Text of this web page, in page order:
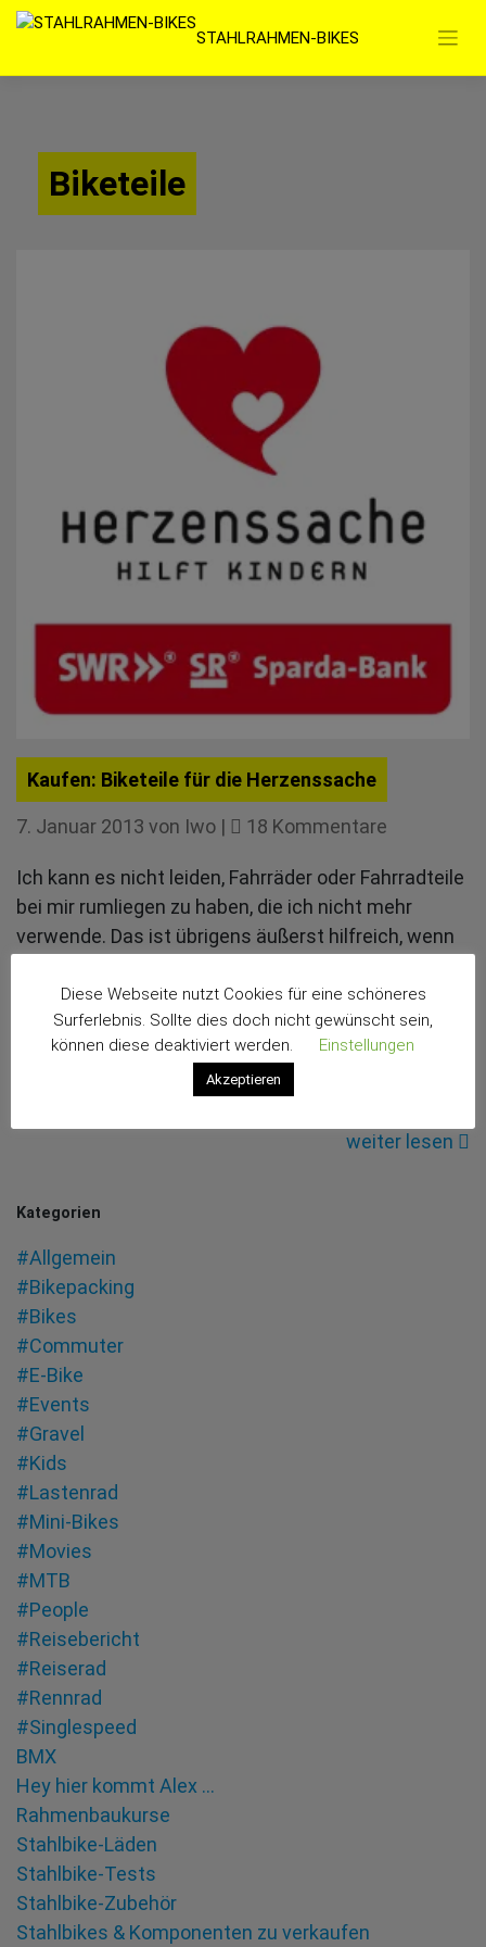
Zum
springen
STAHLRAHMEN-BIKES
Kategorien
#Allgemein
#Bikepacking
#Bikes
#Commuter
#E-Bike
#Events
#Gravel
#Kids
#Lastenrad
#Mini-Bikes
#Movies
#MTB
#People
#Reisebericht
#Reiserad
#Rennrad
#Singlespeed
BMX
Hey hier kommt Alex …
Rahmenbaukurse
Stahlbike-Läden
Stahlbike-Tests
Stahlbike-Zubehör
Stahlbikes & Komponenten zu verkaufen
Biketeile
Kaufen: Biketeile für die Herzenssache
7. Januar 2013 von Iwo | 18 Kommentare
Biketeile
für
die
Ich kann es nicht leiden, Fahrräder oder Fahrradteile
bei mir rumliegen zu haben, die ich nicht mehr
verwende. Das ist übrigens äußerst hilfreich, wenn
man wenig Platz hat oder nicht zum Bike-Messi
mutieren will. Deshalb trenne ich mich jetzt zum
Jahresbeginn von ein paar gebrauchten Teilen, die
anderswo sicher besser gebraucht werden können.
weiter lesen
Diese Webseite nutzt Cookies für eine schöneres
Surferlebnis. Sollte dies doch nicht gewünscht sein,
können diese deaktiviert werden.
Einstellungen
Akzeptieren